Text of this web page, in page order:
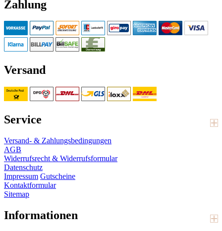
Zahlung
Versand
Service
Versand- & Zahlungsbedingungen
AGB
Widerrufsrecht & Widerrufsformular
Datenschutz
Impressum Gutscheine
Kontaktformular
Sitemap
Informationen